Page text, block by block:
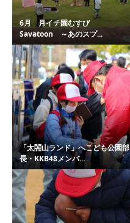
6月 月イチ園むすび
Savatoon ～あのスプ...
「太閤山ランド」へこども公園部
長・KKB48メンバ...